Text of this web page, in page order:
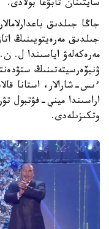
سايتىنان تابۋعا بولادى.
جىلدىق مەرەيتويىنىڭ
مەرەكەلەۋ اياسىندا ل. ن.
ۋنيۆەرسيتەتىنىڭ
ءىس-شارالار، استانا
اراسىندا ميني-فۋتبول
وتكىزىلەدى.